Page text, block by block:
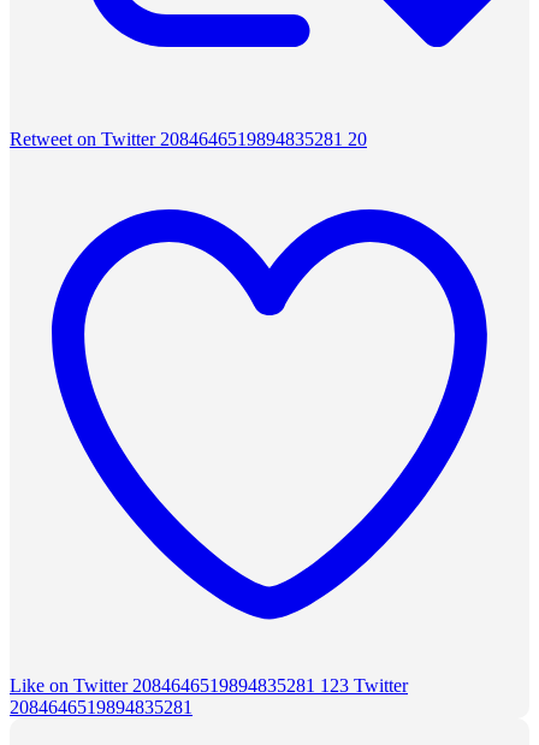
Retweet on Twitter 2084646519894835281 20
Like on Twitter 2084646519894835281 123 Twitter
2084646519894835281